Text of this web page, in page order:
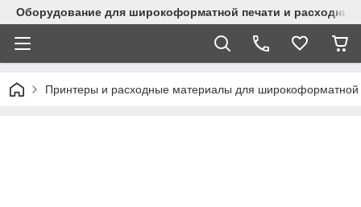
Оборудование для широкоформатной печати и
Принтеры и расходные материалы для широкоформатной